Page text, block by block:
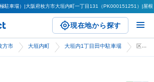
駐車場）|大阪府枚方市大垣内町一丁目131（PK000151251）|屋
現在地から探す
方市 大垣内町 大垣内1丁目田中駐車場